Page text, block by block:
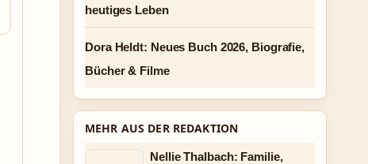
heutiges Leben
Dora Heldt: Neues Buch 2026, Biografie,
Bücher & Filme
MEHR AUS DER REDAKTION
Nellie Thalbach: Familie,